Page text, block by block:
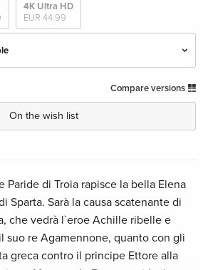
4K Ultra HD
EUR 44.99
Sold out
Sold out
Sold out
Compare versions
On the wish list
Paride di Troia rapisce la bella Elena
Sparta. Sarà la causa scatenante di
che vedrà l`eroe Achille ribelle e
suo re Agamennone, quanto con gli
greca contro il principe Ettore alla